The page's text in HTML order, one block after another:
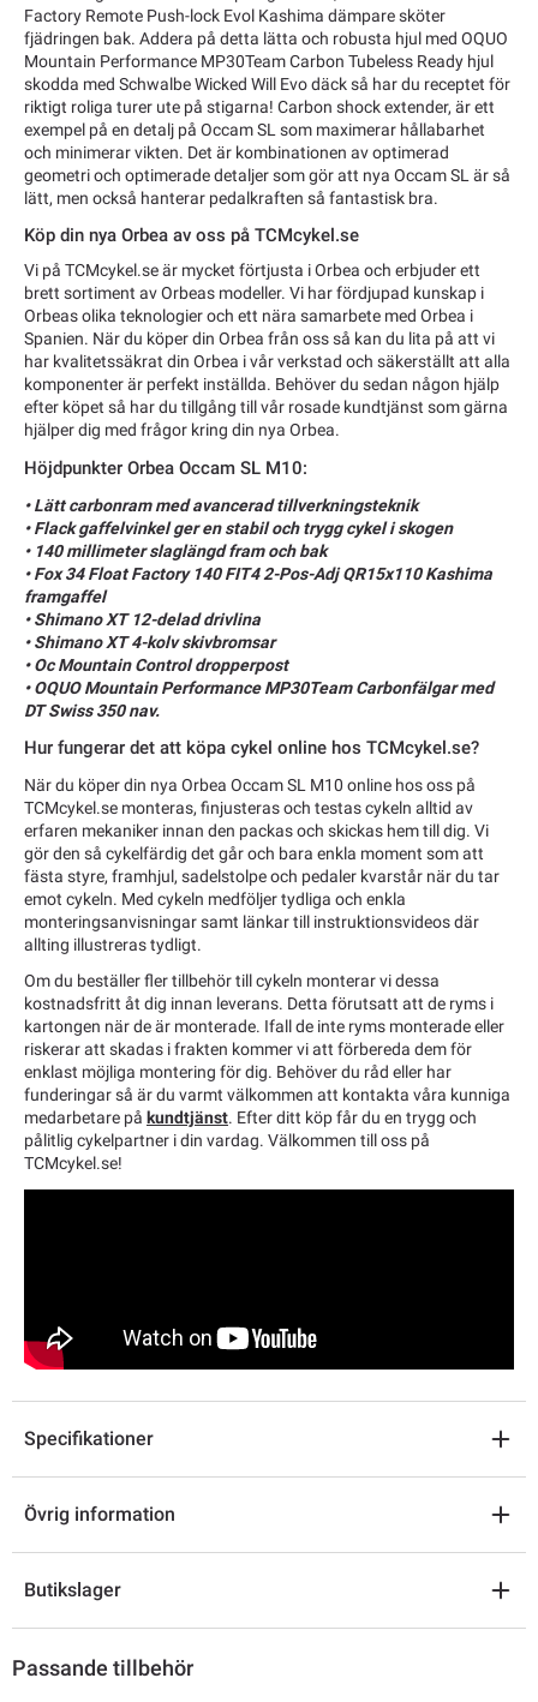
Factory Remote Push-lock Evol Kashima dämpare sköter
fjädringen bak. Addera på detta lätta och robusta hjul med OQUO
Mountain Performance MP30Team Carbon Tubeless Ready hjul
skodda med Schwalbe Wicked Will Evo däck så har du receptet för
riktigt roliga turer ute på stigarna! Carbon shock extender, är ett
exempel på en detalj på Occam SL som maximerar hållabarhet
och minimerar vikten. Det är kombinationen av optimerad
geometri och optimerade detaljer som gör att nya Occam SL är så
lätt, men också hanterar pedalkraften så fantastisk bra.
Köp din nya Orbea av oss på TCMcykel.se
Vi på TCMcykel.se är mycket förtjusta i Orbea och erbjuder ett
brett sortiment av Orbeas modeller. Vi har fördjupad kunskap i
Orbeas olika teknologier och ett nära samarbete med Orbea i
Spanien. När du köper din Orbea från oss så kan du lita på att vi
har kvalitetssäkrat din Orbea i vår verkstad och säkerställt att alla
komponenter är perfekt inställda. Behöver du sedan någon hjälp
efter köpet så har du tillgång till vår rosade kundtjänst som gärna
hjälper dig med frågor kring din nya Orbea.
Höjdpunkter Orbea Occam SL M10:
• Lätt carbonram med avancerad tillverkningsteknik
• Flack gaffelvinkel ger en stabil och trygg cykel i skogen
• 140 millimeter slaglängd fram och bak
• Fox 34 Float Factory 140 FIT4 2-Pos-Adj QR15x110 Kashima
framgaffel
• Shimano XT 12-delad drivlina
• Shimano XT 4-kolv skivbromsar
• Oc Mountain Control dropperpost
• OQUO Mountain Performance MP30Team Carbonfälgar med
DT Swiss 350 nav.
Hur fungerar det att köpa cykel online hos TCMcykel.se?
När du köper din nya Orbea Occam SL M10 online hos oss på
TCMcykel.se monteras, finjusteras och testas cykeln alltid av
erfaren mekaniker innan den packas och skickas hem till dig. Vi
gör den så cykelfärdig det går och bara enkla moment som att
fästa styre, framhjul, sadelstolpe och pedaler kvarstår när du tar
emot cykeln. Med cykeln medföljer tydliga och enkla
monteringsanvisningar samt länkar till instruktionsvideos där
allting illustreras tydligt.
Om du beställer fler tillbehör till cykeln monterar vi dessa
kostnadsfritt åt dig innan leverans. Detta förutsatt att de ryms i
kartongen när de är monterade. Ifall de inte ryms monterade eller
riskerar att skadas i frakten kommer vi att förbereda dem för
enklast möjliga montering för dig. Behöver du råd eller har
funderingar så är du varmt välkommen att kontakta våra kunniga
medarbetare på kundtjänst. Efter ditt köp får du en trygg och
pålitlig cykelpartner i din vardag. Välkommen till oss på
TCMcykel.se!
Specifikationer
Övrig information
Butikslager
Passande tillbehör